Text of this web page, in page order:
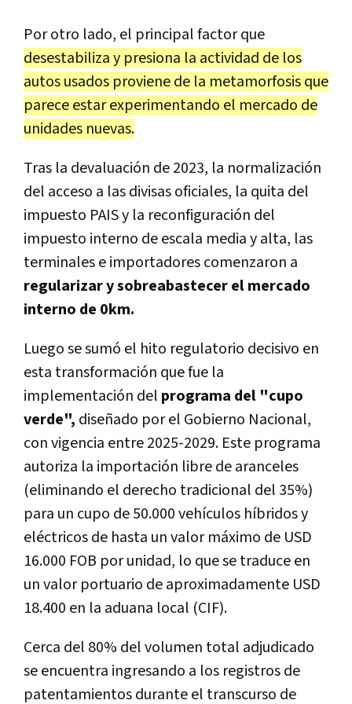
Por otro lado, el principal factor que
desestabiliza y presiona la actividad de los
autos usados proviene de la metamorfosis que
parece estar experimentando el mercado de
unidades nuevas.
Tras la devaluación de 2023, la normalización
del acceso a las divisas oficiales, la quita del
impuesto PAIS y la reconfiguración del
impuesto interno de escala media y alta, las
terminales e importadores comenzaron a
regularizar y sobreabastecer el mercado
interno de 0km.
Luego se sumó el hito regulatorio decisivo en
esta transformación que fue la
implementación del programa del "cupo
verde", diseñado por el Gobierno Nacional,
con vigencia entre 2025-2029. Este programa
autoriza la importación libre de aranceles
(eliminando el derecho tradicional del 35%)
para un cupo de 50.000 vehículos híbridos y
eléctricos de hasta un valor máximo de USD
16.000 FOB por unidad, lo que se traduce en
un valor portuario de aproximadamente USD
18.400 en la aduana local (CIF).
Cerca del 80% del volumen total adjudicado
se encuentra ingresando a los registros de
patentamientos durante el transcurso de